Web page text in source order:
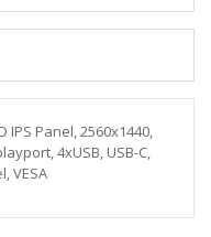
IPS Panel, 2560x1440,
4xUSB, USB-C,
VESA